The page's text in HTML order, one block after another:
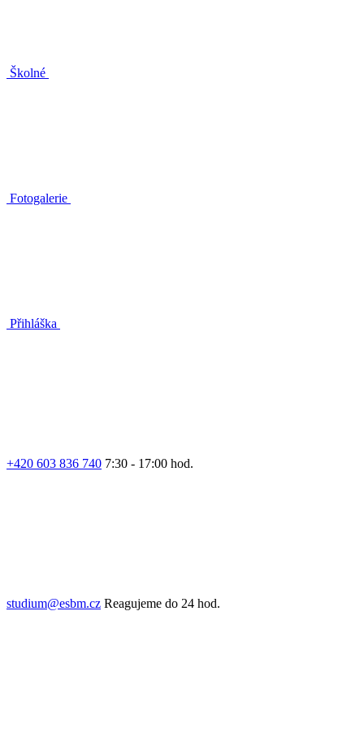
Školné
Fotogalerie
Přihláška
+420 603 836 740 7:30 - 17:00 hod.
studium@esbm.cz Reagujeme do 24 hod.